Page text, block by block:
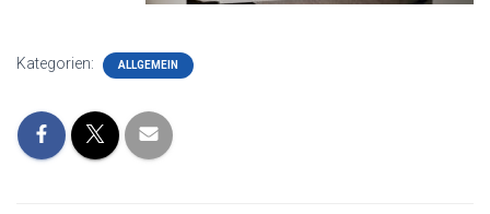
Kategorien: ALLGEMEIN